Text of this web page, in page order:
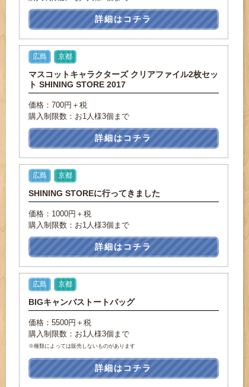
詳細はコチラ
広島 京都
マスコットキャラクターズ クリアファイル2枚セッ
ト SHINING STORE 2017
価格：700円＋税
購入制限数：お1人様3個まで
詳細はコチラ
広島 京都
SHINING STOREに行ってきました
価格：1000円＋税
購入制限数：お1人様3個まで
詳細はコチラ
広島 京都
BIGキャンバストートバッグ
価格：5500円＋税
購入制限数：お1人様3個まで
※種類によっては販売しないものがあります
詳細はコチラ